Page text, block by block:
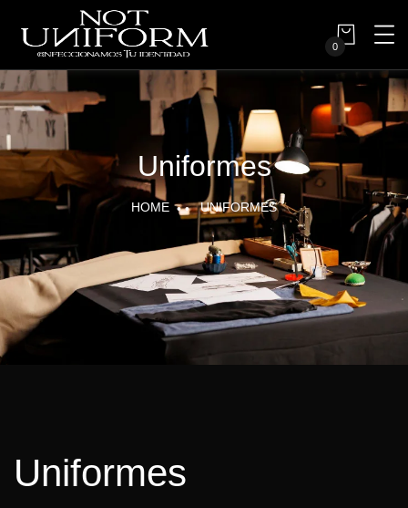
0
Uniformes
HOME UNIFORMES
Uniformes